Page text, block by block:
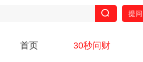
提问
首页 30秒问财